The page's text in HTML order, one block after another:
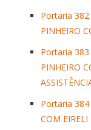
Portaria 382
PINHEIRO
Portaria 383
PINHEIRO
Portaria 384
COM EIRELI